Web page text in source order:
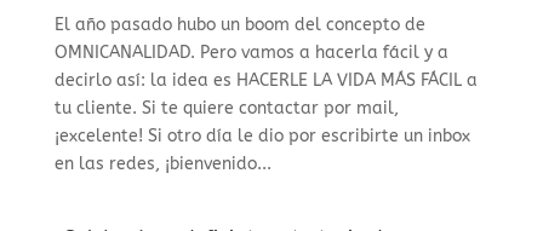
El año pasado hubo un boom del concepto de
OMNICANALIDAD. Pero vamos a hacerla fácil y a
decirlo así: la idea es HACERLE LA VIDA MÁS FÁCIL a
tu cliente. Si te quiere contactar por mail,
¡excelente! Si otro día le dio por escribirte un inbox
en las redes, ¡bienvenido...